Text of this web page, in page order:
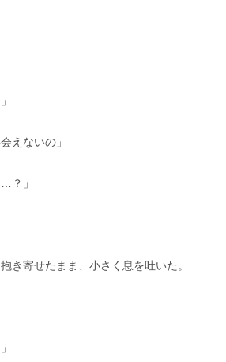
えないの」
？」
き寄せたまま、小さく息を吐いた。